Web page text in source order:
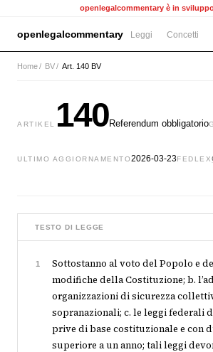
openlegalcommentary è in
openlegalcommentary Leggi Concetti
Home/ BV/ Art. 140 BV
ARTIKEL 140Referendum obbligatorio
ULTIMO AGGIORNAMENTO2026-03-23FEDLEX
TESTO DI LEGGE
1
Sottostanno al voto del Popolo e
modifiche della Costituzione; b.
organizzazioni di sicurezza
sopranazionali; c. le leggi federali
prive di base costituzionale e con
superiore a un anno; tali leggi